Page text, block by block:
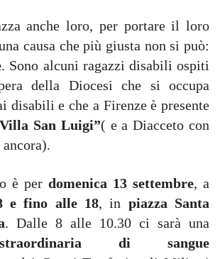
anche loro, per portare il loro
causa che più giusta non si può:
. Sono alcuni ragazzi disabili ospiti
della Diocesi che si occupa
disabili e che a Firenze è presente
San Luigi”( e a Diacceto con
è per domenica 13 settembre, a
e fino alle 18, in piazza Santa
. Dalle 8 alle 10.30 ci sarà una
di sangue